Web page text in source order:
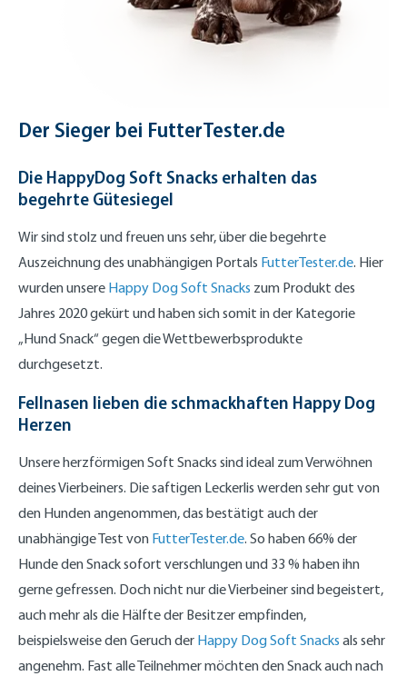
Der Sieger bei FutterTester.de
Die HappyDog Soft Snacks erhalten das
begehrte Gütesiegel
Wir sind stolz und freuen uns sehr, über die begehrte
Auszeichnung des unabhängigen Portals FutterTester.de. Hier
wurden unsere Happy Dog Soft Snacks zum Produkt des
Jahres 2020 gekürt und haben sich somit in der Kategorie
„Hund Snack“ gegen die Wettbewerbsprodukte
durchgesetzt.
Fellnasen lieben die schmackhaften Happy Dog
Herzen
Unsere herzförmigen Soft Snacks sind ideal zum Verwöhnen
deines Vierbeiners. Die saftigen Leckerlis werden sehr gut von
den Hunden angenommen, das bestätigt auch der
unabhängige Test von FutterTester.de. So haben 66% der
Hunde den Snack sofort verschlungen und 33 % haben ihn
gerne gefressen. Doch nicht nur die Vierbeiner sind begeistert,
auch mehr als die Hälfte der Besitzer empfinden,
beispielsweise den Geruch der Happy Dog Soft Snacks als sehr
angenehm. Fast alle Teilnehmer möchten den Snack auch nach